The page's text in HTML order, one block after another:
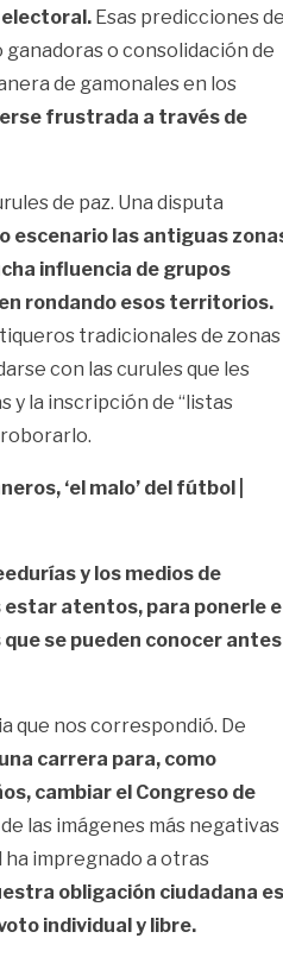
Esas predicciones
ganadoras o consolidación de
de gamonales en los
frustrada a través de
de paz. Una disputa
escenario las antiguas
influencia de grupos
rondando esos territorios.
tradicionales de zonas
con las curules que les
y la inscripción de “listas
‘el malo’ del fútbol |
y los medios de
estar atentos, para ponerle
se pueden conocer antes
que nos correspondió. De
carrera para, como
cambiar el Congreso de
las imágenes más negativas
impregnado a otras
obligación ciudadana es
individual y libre.